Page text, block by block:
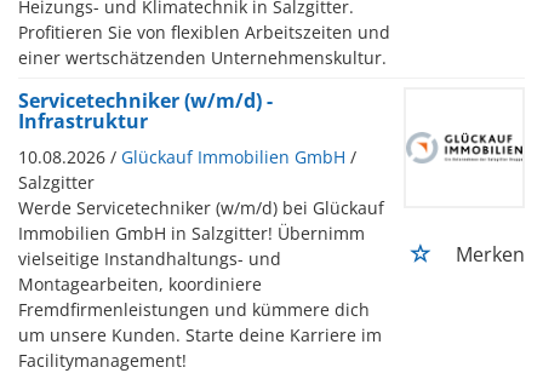
Heizungs- und Klimatechnik in Salzgitter.
Profitieren Sie von flexiblen Arbeitszeiten und
einer wertschätzenden Unternehmenskultur.
Servicetechniker (w/m/d) -
Infrastruktur
10.08.2026 / Glückauf Immobilien GmbH /
Salzgitter
Werde Servicetechniker (w/m/d) bei Glückauf
Immobilien GmbH in Salzgitter! Übernimm
vielseitige Instandhaltungs- und
Montagearbeiten, koordiniere
Fremdfirmenleistungen und kümmere dich
um unsere Kunden. Starte deine Karriere im
Facilitymanagement!
Merken